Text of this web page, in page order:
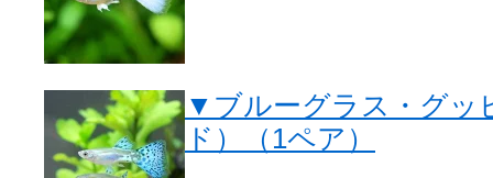
▼ブルーグラス・グッ
ド）（1ペア）